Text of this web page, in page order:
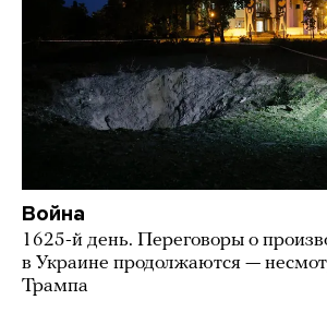
Война
1625-й день. Переговоры о
в Украине продолжаются —
Трампа